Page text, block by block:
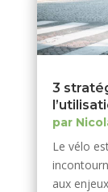
3
par
Le vélo
aux